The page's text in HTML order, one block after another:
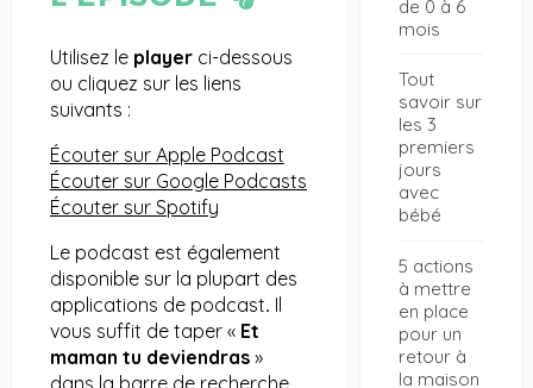
Utilisez le playerci-dessous
ou cliquez sur les liens
suivants :
Écouter sur Apple Podcast
Écouter sur Google Podcasts
Écouter sur Spotify
Le podcast est également
disponible sur la plupart des
applications de podcast. Il
vous suffit de taper « Et
maman tu deviendras»
dans la barre de recherche
de 0 à 6
mois
Tout
savoir sur
les 3
premiers
jours
avec
bébé
5 actions
à mettre
en place
pour un
retour à
la maison